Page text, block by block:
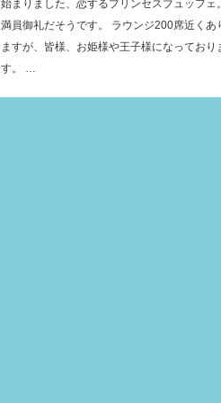
始まりました、恋するプリンセスブュッフェ。
満員御礼だそうです。 ラウンジ200席近くあ
ますが、皆様、お姫様や王子様になっており
す。 …